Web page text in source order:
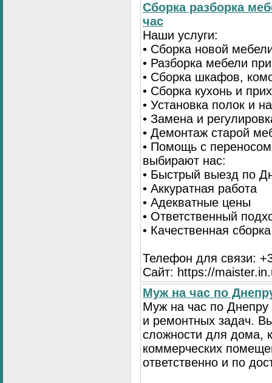
Сборка разборка
час
Наши услуги:
• Сборка новой
• Разборка мебели
• Сборка шкафов,
• Сборка кухонь и
• Установка полок и
• Замена и
• Демонтаж старой
• Помощь с
выбирают нас:
• Быстрый выезд по
• Аккуратная работа
• Адекватные цены
• Ответственный
• Качественная
Телефон для связи:
Сайт: https://
Муж на час по
Муж на час по
и ремонтных задач.
сложности для дома,
коммерческих
ответственно и по